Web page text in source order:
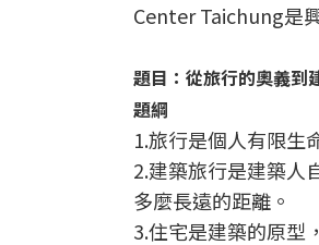
Center Taichung是
題目：從旅行的奧義到
題綱
1.旅行是個人有限生
2.建築旅行是建築人
多麼長遠的距離。
3.住宅是建築的原型